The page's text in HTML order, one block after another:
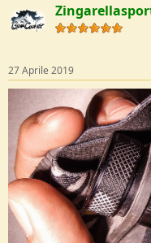
t
i
s
:
27 Aprile 2019